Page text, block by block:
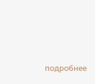
подробнее